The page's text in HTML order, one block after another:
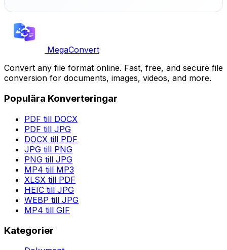
MegaConvert
Convert any file format online. Fast, free, and secure file
conversion for documents, images, videos, and more.
Populära Konverteringar
PDF till DOCX
PDF till JPG
DOCX till PDF
JPG till PNG
PNG till JPG
MP4 till MP3
XLSX till PDF
HEIC till JPG
WEBP till JPG
MP4 till GIF
Kategorier